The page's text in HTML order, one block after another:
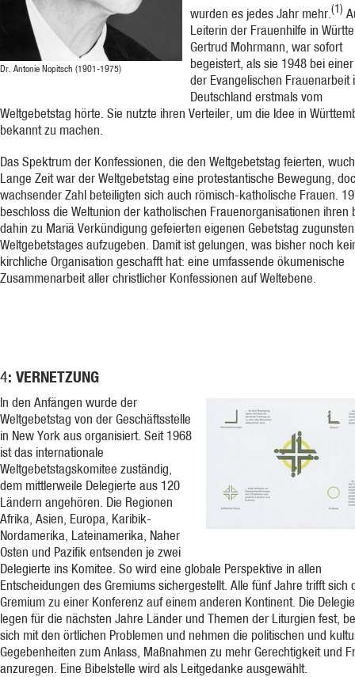
Dr. Antonie Nopitsch (1901-1975)
wurden es jedes Jahr mehr. (1)
Leiterin der Frauenhilfe in
Gertrud Mohrmann, war sofort
begeistert, als sie 1948 bei
der Evangelischen Frauenarbeit
Deutschland erstmals vom
Weltgebetstag hörte. Sie nutzte ihren Verteiler, um die Idee in
bekannt zu machen.
Das Spektrum der Konfessionen, die den Weltgebetstag feierten,
Lange Zeit war der Weltgebetstag eine protestantische Bewegung,
wachsender Zahl beteiligten sich auch römisch-katholische Frauen.
beschloss die Weltunion der katholischen Frauenorganisationen ihren
dahin zu Mariä Verkündigung gefeierten eigenen Gebetstag
Weltgebetstages aufzugeben. Damit ist gelungen, was bisher noch
kirchliche Organisation geschafft hat: eine umfassende ökumenische
Zusammenarbeit aller christlicher Konfessionen auf Weltebene.
4: VERNETZUNG
In den Anfängen wurde der
Weltgebetstag von der Geschäftsstelle
in New York aus organisiert. Seit 1968
ist das internationale
Weltgebetstagskomitee zuständig,
dem mittlerweile Delegierte aus 120
Ländern angehören. Die Regionen
Afrika, Asien, Europa, Karibik-
Nordamerika, Lateinamerika, Naher
Osten und Pazifik entsenden je zwei
Delegierte ins Komitee. So wird eine globale Perspektive in allen
Entscheidungen des Gremiums sichergestellt. Alle fünf Jahre trifft sich
Gremium zu einer Konferenz auf einem anderen Kontinent. Die
legen für die nächsten Jahre Länder und Themen der Liturgien fest,
sich mit den örtlichen Problemen und nehmen die politischen und
Gegebenheiten zum Anlass, Maßnahmen zu mehr Gerechtigkeit und
anzuregen. Eine Bibelstelle wird als Leitgedanke ausgewählt.